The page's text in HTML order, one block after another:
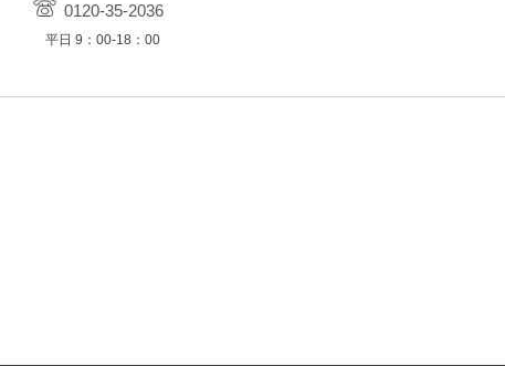
0120-35-2036
平日 9：00-18：00